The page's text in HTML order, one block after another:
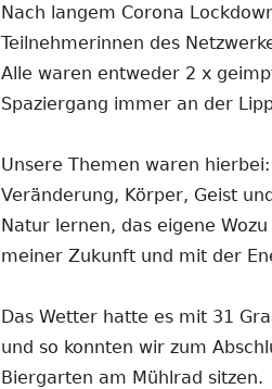
Nach langem Corona
Teilnehmerinnen des
Alle waren entweder 2 x
Spaziergang immer an der
Unsere Themen waren
Veränderung, Körper, Geist
Natur lernen, das eigene
meiner Zukunft und mit der
Das Wetter hatte es mit 31
und so konnten wir zum
Biergarten am Mühlrad sitzen.